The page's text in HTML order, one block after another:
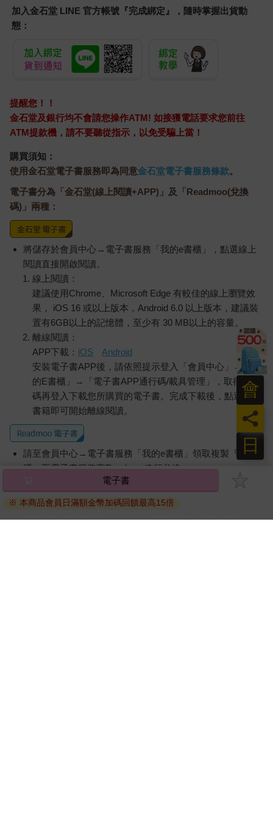
加入金石堂 LINE 官方帳號『完成綁定』，隨時掌握出貨動
態：
提醒您！！
金石堂及銀行均不會請您操作ATM! 如接獲電話要求您前往
ATM提款機，請不要聽從指示，以免受騙上當！
購買須知：
使用金石堂電子書服務即為同意金石堂電子書服務條款。
電子書分為「金石堂(線上閱讀+APP)」及「Readmoo(兌換
碼)」兩種：
將儲存於會員中心→電子書服務「我的e書櫃」，點選線上
閱讀直接開啟閱讀。
線上閱讀：
建議使用Chrome、Microsoft Edge 有較佳的線上瀏覽效
果， iOS 16 或以上版本，Android 6.0 以上版本，建議裝
置有6GB以上的記憶體，至少有 30 MB以上的容量。
離線閱讀：
APP下載： iOS
Android
安裝電子書APP後，請依照提示登入「會員中心」→「我
的E書櫃」→「電子書APP通行碼/載具管理」，取得通行
碼再登入下載您所購買的電子書。完成下載後，點選任一
書籍即可開始離線閱讀。
請至會員中心→電子書服務「我的e書櫃」領取複製『兌換
碼』至電子書服務商Readmoo進行兌換。
因版權保護，您在金石堂所購買的電子書僅能以金石堂專屬
的閱讀軟體開啟閱讀，無法以其他閱讀器或直接下載檔案。
電子書
※ 本商品會員日滿額金幣加碼回饋最高15倍
日
員
會